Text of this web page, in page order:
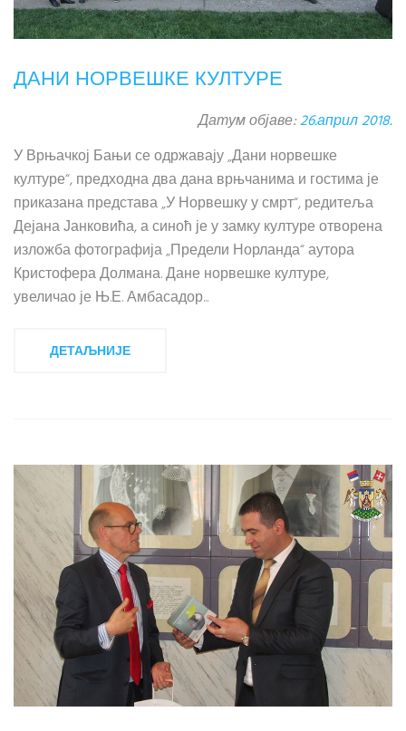
ДАНИ НОРВЕШКЕ КУЛТУРЕ
Датум објаве:26.април 2018.
У Врњачкој Бањи се одржавају „Дани норвешке
културе“, предходна два дана врњчанима и гостима је
приказана представа „У Норвешку у смрт“, редитеља
Дејана Јанковића, а синоћ је у замку културе отворена
изложба фотографија „Предели Норланда“ аутора
Кристофера Долмана. Дане норвешке културе,
увеличао је Њ.Е. Амбасадор...
ДЕТАЉНИЈЕ